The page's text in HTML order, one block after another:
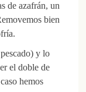
de azafrán, un
bien
y lo
el doble de
hemos